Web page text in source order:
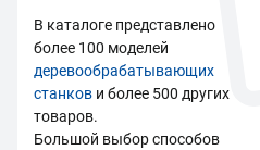
В каталоге представлено
более 100 моделей
деревообрабатывающих
станкови более 500 других
товаров.
Большой выбор способов